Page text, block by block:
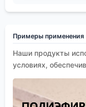
Примеры применения
Наши продукты
условиях,